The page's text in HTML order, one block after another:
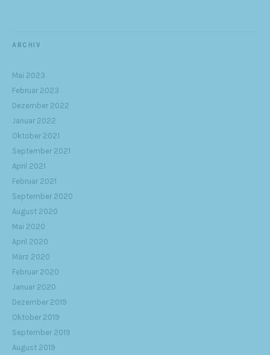
ARCHIV
Mai 2023
Februar 2023
Dezember 2022
Januar 2022
Oktober 2021
September 2021
April 2021
Februar 2021
September 2020
August 2020
Mai 2020
April 2020
März 2020
Februar 2020
Januar 2020
Dezember 2019
Oktober 2019
September 2019
August 2019